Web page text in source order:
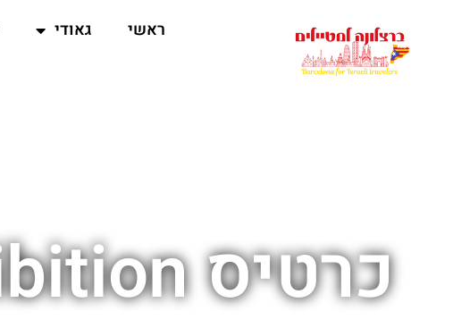
ראשי גאודי
כרטיס Barça Immersive Exhibition